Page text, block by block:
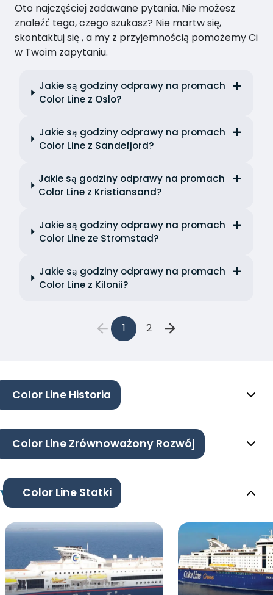
Oto najczęściej zadawane pytania. Nie możesz
znaleźć tego, czego szukasz? Nie martw się,
skontaktuj się , a my z przyjemnością pomożemy Ci
w Twoim zapytaniu.
Jakie są godziny odprawy na promach
Color Line z Oslo?
Jakie są godziny odprawy na promach
Color Line z Sandefjord?
Jakie są godziny odprawy na promach
Color Line z Kristiansand?
Jakie są godziny odprawy na promach
Color Line ze Stromstad?
Jakie są godziny odprawy na promach
Color Line z Kilonii?
1 2
Color Line Historia
Color Line Zrównoważony Rozwój
Color Line Statki